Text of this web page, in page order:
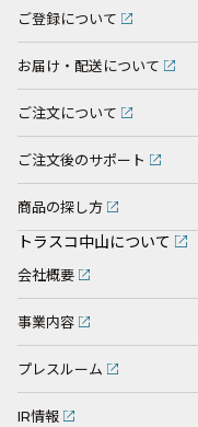
ご登録について
お届け・配送について
ご注文について
ご注文後のサポート
商品の探し方
トラスコ中山について
会社概要
事業内容
プレスルーム
IR情報